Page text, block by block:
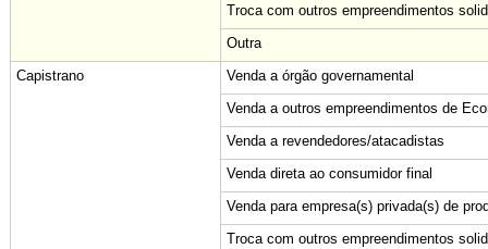
Troca com outros empreendimentos
Outra
Capistrano
Venda a órgão governamental
Venda a outros empreendimentos de
Venda a revendedores/atacadistas
Venda direta ao consumidor final
Venda para empresa(s) privada(s) de
Troca com outros empreendimentos